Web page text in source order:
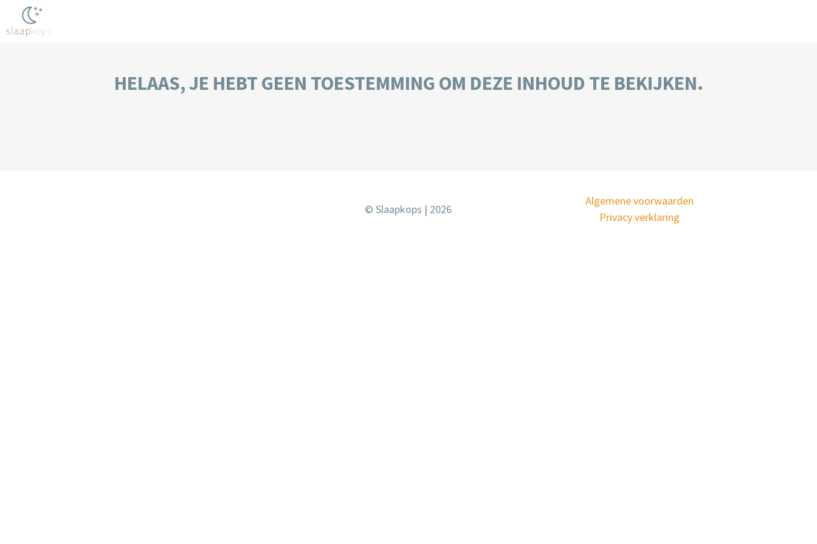
HELAAS, JE HEBT GEEN TOESTEMMING OM DEZE INHOUD TE BEKIJKEN.
© Slaapkops | 2026
Algemene voorwaarden
Privacy verklaring